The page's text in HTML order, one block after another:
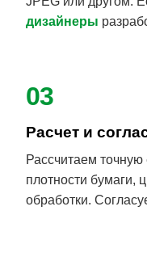
дизайнеры
03
Расчет и
Рассчитаем точную
плотности бумаги,
обработки.